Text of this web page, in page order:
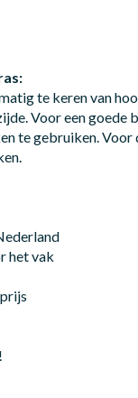
te keren van
Voor een goede
te gebruiken.
het vak
!